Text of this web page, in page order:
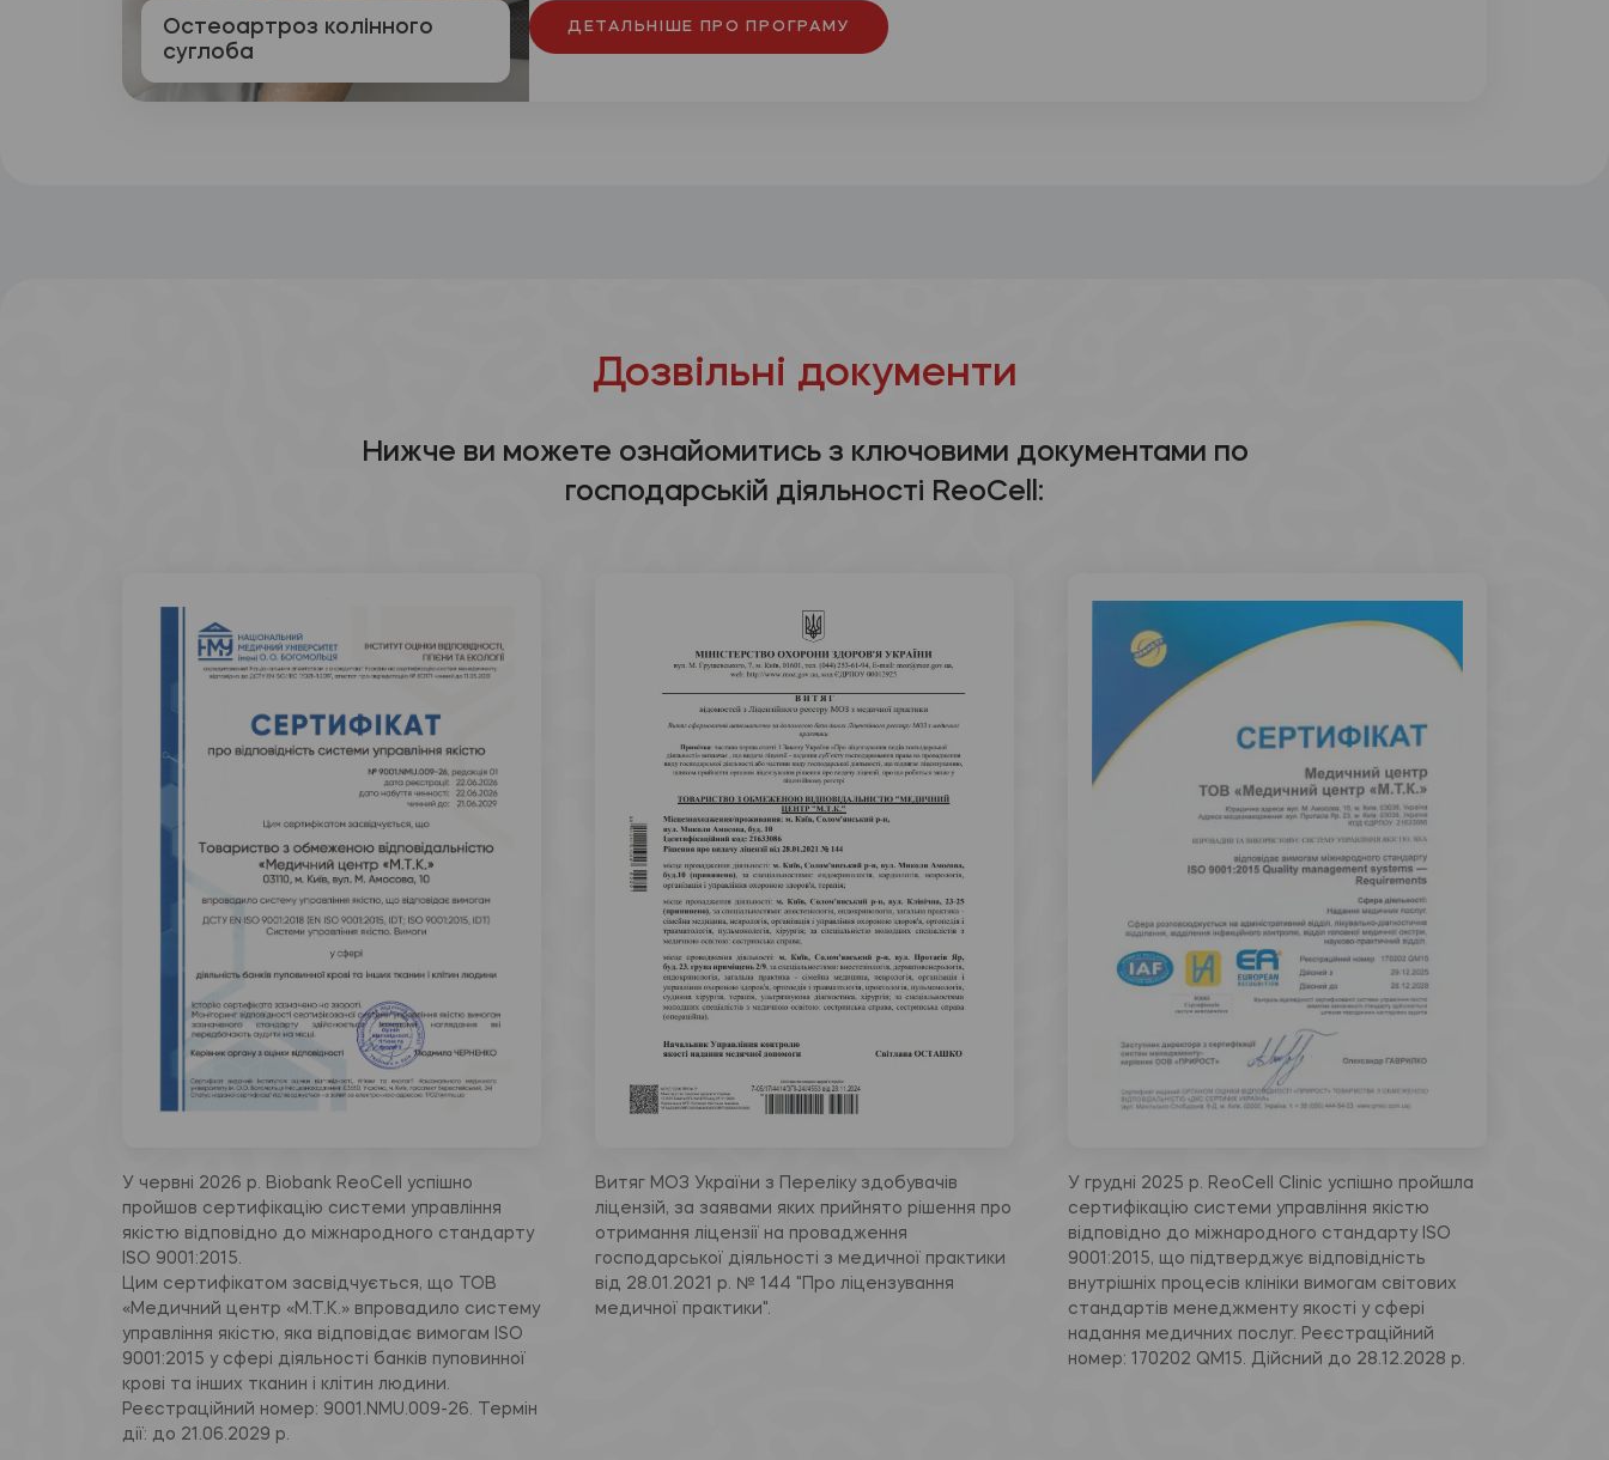
Остеоартроз колінного
суглоба
ДЕТАЛЬНІШЕ ПРО ПРОГРАМУ
Дозвільні документи
Нижче ви можете ознайомитись з ключовими документами по
господарській діяльності ReoCell:
У червні 2026 р. Biobank ReoCell успішно
пройшов сертифікацію системи управління
якістю відповідно до міжнародного стандарту
ISO 9001:2015.
Цим сертифікатом засвідчується, що ТОВ
«Медичний центр «М.Т.К.» впровадило систему
управління якістю, яка відповідає вимогам ISO
9001:2015 у сфері діяльності банків пуповинної
крові та інших тканин і клітин людини.
Реєстраційний номер: 9001.NMU.009-26. Термін
дії: до 21.06.2029 р.
Витяг МОЗ України з Переліку здобувачів
ліцензій, за заявами яких прийнято рішення про
отримання ліцензії на провадження
господарської діяльності з медичної практики
від 28.01.2021 р. № 144 "Про ліцензування
медичної практики".
У грудні 2025 р. ReoCell Clinic успішно пройшла
сертифікацію системи управління якістю
відповідно до міжнародного стандарту ISO
9001:2015, що підтверджує відповідність
внутрішніх процесів клініки вимогам світових
стандартів менеджменту якості у сфері
надання медичних послуг. Реєстраційний
номер: 170202 QM15. Дійсний до 28.12.2028 р.